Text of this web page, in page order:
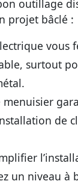
outillage
projet bâclé :
vous
surtout
menuisier
de
un niveau à